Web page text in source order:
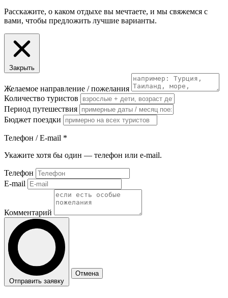
Расскажите, о каком отдыхе вы мечтаете, и мы свяжемся с
вами, чтобы предложить лучшие варианты.
Закрыть
Желаемое направление / пожелания
Количество туристов
Период путешествия
Бюджет поездки
Телефон / E-mail *
Укажите хотя бы один — телефон или e-mail.
Телефон
E-mail
Комментарий
Отправить заявку
Отмена